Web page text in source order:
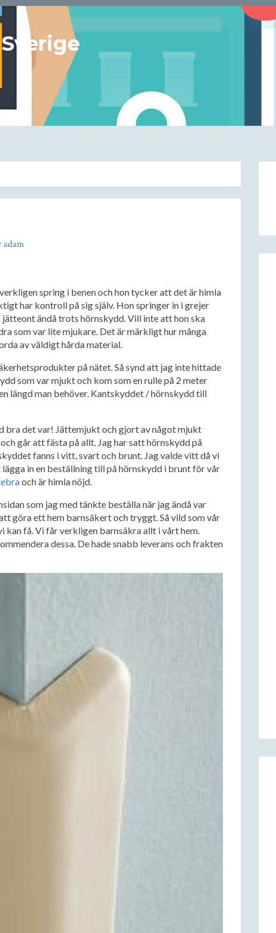
adam
spring i benen och hon tycker att det är himla
har kontroll på sig själv. Hon springer in i grejer
ändå trots hörnskydd. Vill inte att hon ska
som var lite mjukare. Det är märkligt hur många
av väldigt hårda material.
på nätet. Så synd att jag inte hittade
som var mjukt och kom som en rulle på 2 meter
längd man behöver. Kantskyddet / hörnskydd till
bra det var! Jättemjukt och gjort av något mjukt
går att fästa på allt. Jag har satt hörnskydd på
fanns i vitt, svart och brunt. Jag valde vitt då vi
in en beställning till på hörnskydd i brunt för vår
och är himla nöjd.
som jag med tänkte beställa när jag ändå var
göra ett hem barnsäkert och tryggt. Så vild som vår
kan få. Vi får verkligen barnsäkra allt i vårt hem.
dessa. De hade snabb leverans och frakten